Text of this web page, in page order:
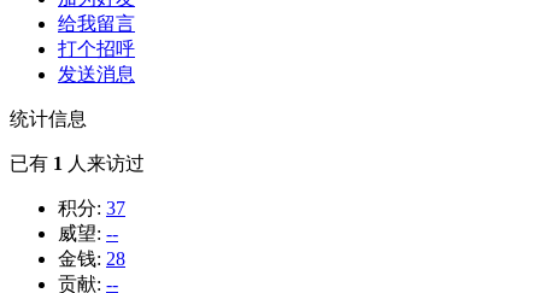
给我留言
打个招呼
发送消息
统计信息
已有 1 人来访过
积分: 37
威望: --
金钱: 28
贡献: --